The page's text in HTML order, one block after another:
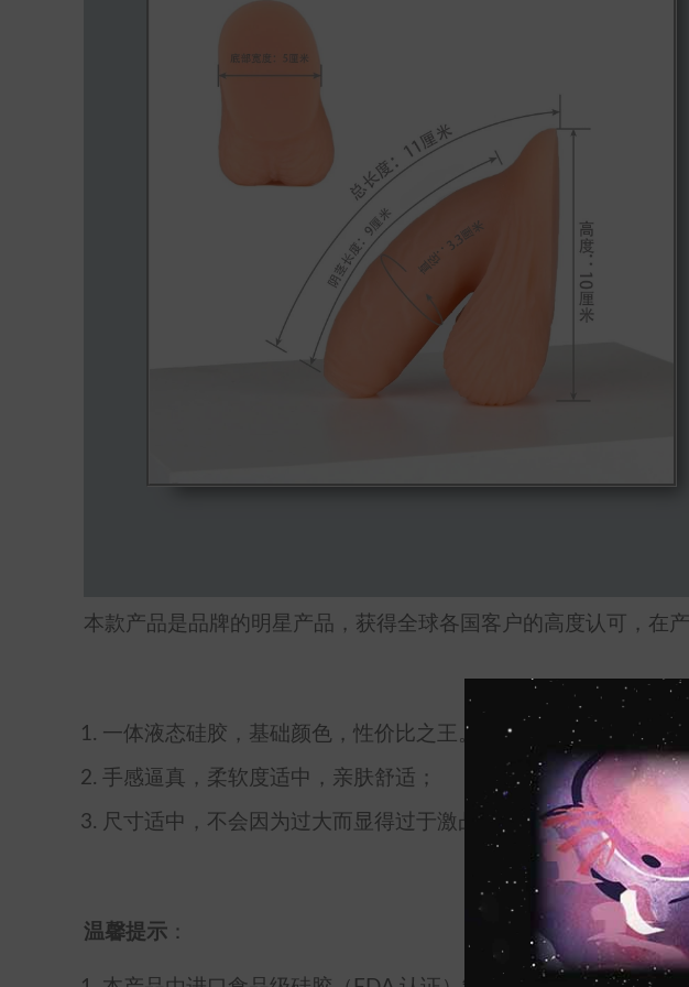
本款产品是品牌的明星产品，获得全球各国客户的高度认可，在
一体液态硅胶，基础颜色，性价比之王。是新手开始trans生活
手感逼真，柔软度适中，亲肤舒适；
尺寸适中，不会因为过大而显得过于激凸，适合日常穿戴；
温馨提示 ：